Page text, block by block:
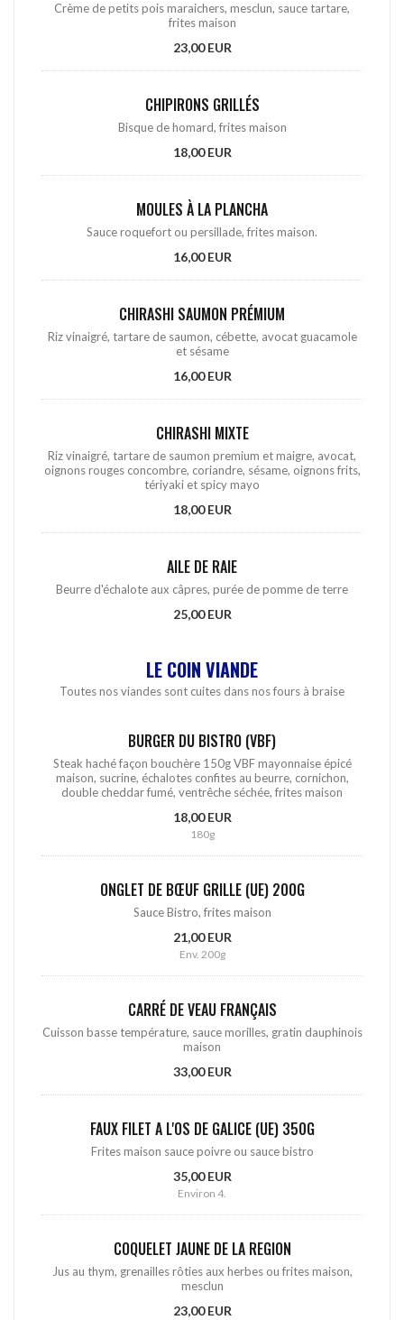
Crème de petits pois maraichers, mesclun, sauce tartare,
frites maison
23,00 EUR
CHIPIRONS GRILLÉS
Bisque de homard, frites maison
18,00 EUR
MOULES À LA PLANCHA
Sauce roquefort ou persillade, frites maison.
16,00 EUR
CHIRASHI SAUMON PRÉMIUM
Riz vinaigré, tartare de saumon, cébette, avocat guacamole
et sésame
16,00 EUR
CHIRASHI MIXTE
Riz vinaigré, tartare de saumon premium et maigre, avocat,
oignons rouges concombre, coriandre, sésame, oignons frits,
tériyaki et spicy mayo
18,00 EUR
AILE DE RAIE
Beurre d'échalote aux câpres, purée de pomme de terre
25,00 EUR
LE COIN VIANDE
Toutes nos viandes sont cuites dans nos fours à braise
BURGER DU BISTRO (VBF)
Steak haché façon bouchère 150g VBF mayonnaise épicé
maison, sucrine, échalotes confites au beurre, cornichon,
double cheddar fumé, ventrêche séchée, frites maison
18,00 EUR
180g
ONGLET DE BŒUF GRILLE (UE) 200G
Sauce Bistro, frites maison
21,00 EUR
Env. 200g
CARRÉ DE VEAU FRANÇAIS
Cuisson basse température, sauce morilles, gratin dauphinois
maison
33,00 EUR
FAUX FILET A L'OS DE GALICE (UE) 350G
Frites maison sauce poivre ou sauce bistro
35,00 EUR
Environ 4.
COQUELET JAUNE DE LA REGION
Jus au thym, grenailles rôties aux herbes ou frites maison,
mesclun
23,00 EUR